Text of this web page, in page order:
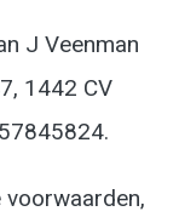
J Veenman
1442 CV